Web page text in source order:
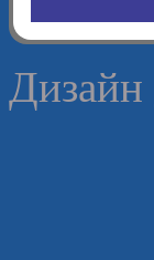
0:00
Дизайн